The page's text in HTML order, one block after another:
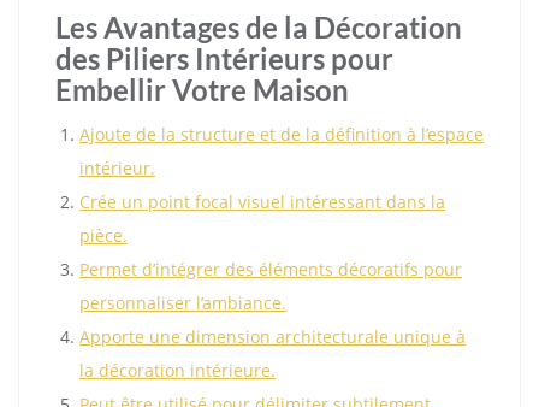
Les Avantages de la Décoration
des Piliers Intérieurs pour
Embellir Votre Maison
Ajoute de la structure et de la définition à l’espace
intérieur.
Crée un point focal visuel intéressant dans la
pièce.
Permet d’intégrer des éléments décoratifs pour
personnaliser l’ambiance.
Apporte une dimension architecturale unique à
la décoration intérieure.